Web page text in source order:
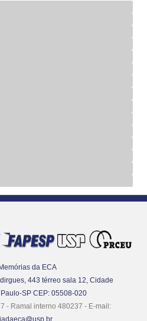
da ECA
443 térreo sala 12, Cidade
SP CEP: 05508-020
- Ramal interno 480237 - E-mail: